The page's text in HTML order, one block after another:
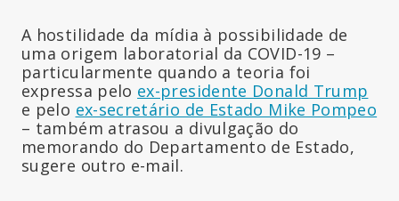
A hostilidade da mídia à possibilidade de
uma origem laboratorial da COVID-19 –
particularmente quando a teoria foi
expressa pelo ex-presidente Donald Trump
e pelo ex-secretário de Estado Mike Pompeo
– também atrasou a divulgação do
memorando do Departamento de Estado,
sugere outro e-mail.